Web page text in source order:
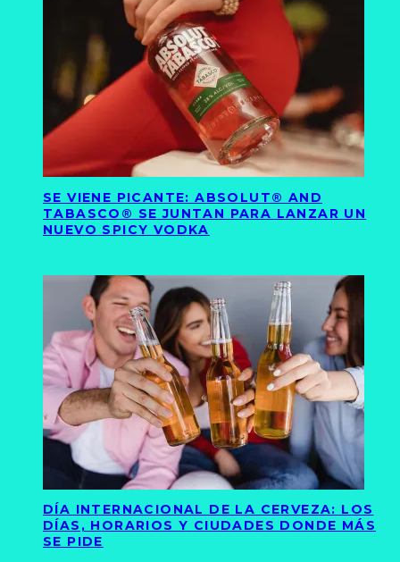
SE VIENE PICANTE: ABSOLUT® AND
TABASCO® SE JUNTAN PARA LANZAR UN
NUEVO SPICY VODKA
DÍA INTERNACIONAL DE LA CERVEZA: LOS
DÍAS, HORARIOS Y CIUDADES DONDE MÁS
SE PIDE